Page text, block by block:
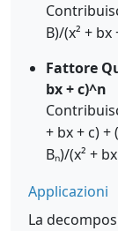
B)/(x² +
Fattore
bx + c)^n
+ bx + c) +
Bₙ)/(x² +
Applicazioni
La